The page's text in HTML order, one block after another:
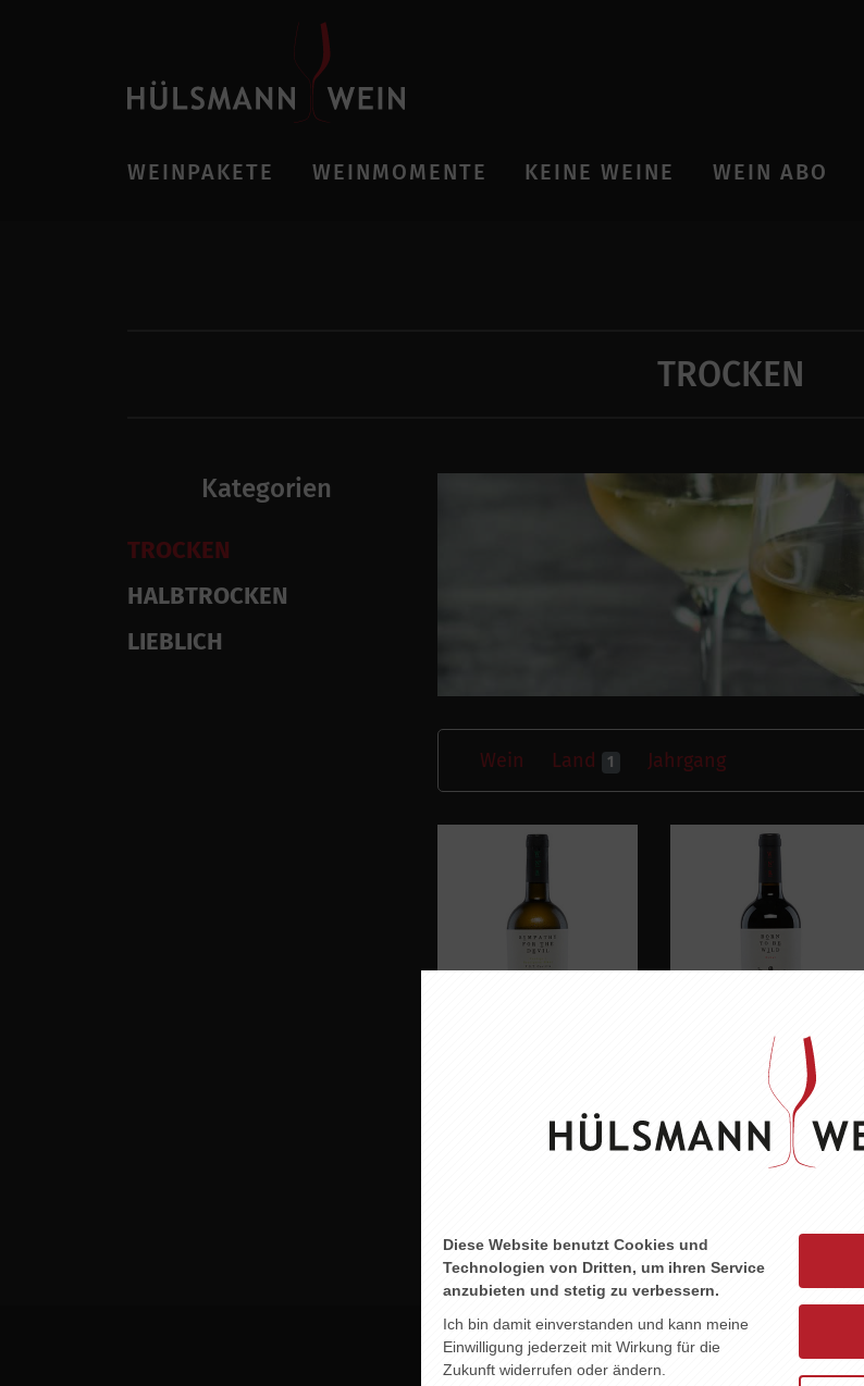
WEINPAKETE WEINMOMENTE KEINE WEINE WEIN ABO
TROCKEN
Kategorien
TROCKEN
HALBTROCKEN
LIEBLICH
Wein Land 1 Jahrgang
DEVIL
8,60 EUR
BORN TO BE WILD
10,60 EUR
Diese Website benutzt Cookies und
Technologien von Dritten, um ihren Service
anzubieten und stetig zu verbessern.
Ich bin damit einverstanden und kann meine
Einwilligung jederzeit mit Wirkung für die
Zukunft widerrufen oder ändern.